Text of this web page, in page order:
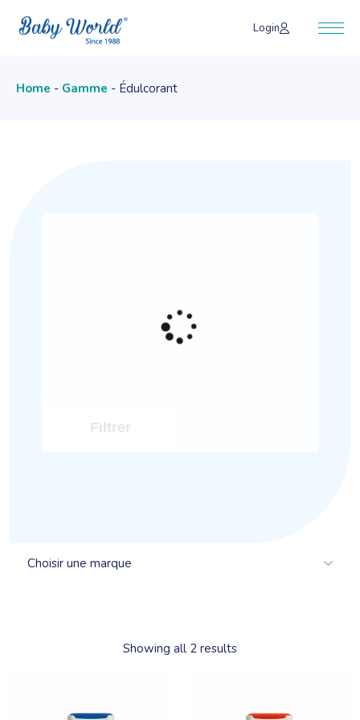
the Login
Home Gamme Édulcorant
Showing all 2 results
Filtrer